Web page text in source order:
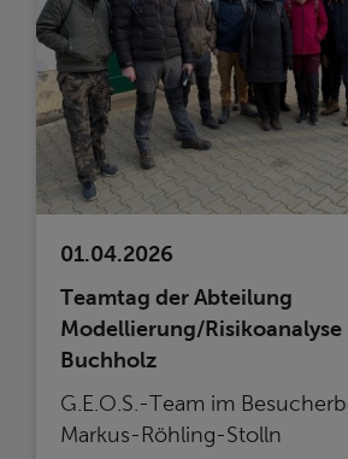
01.04.2026
Teamtag der Abteilung
Modellierung/Risikoanalyse
Buchholz
G.E.O.S.-Team im
Markus-Röhling-Stolln